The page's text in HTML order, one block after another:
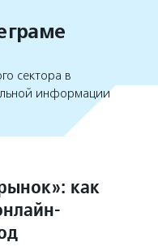
сектора в
информации
как